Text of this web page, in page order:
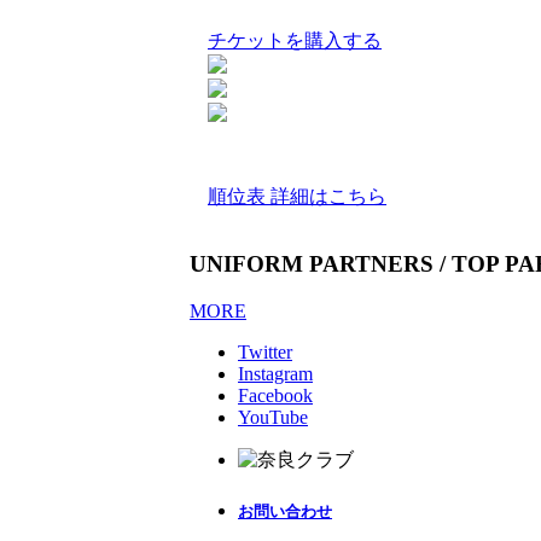
チケットを購入する
順位表 詳細はこちら
UNIFORM PARTNERS / TOP
MORE
Twitter
Instagram
Facebook
YouTube
お問い合わせ